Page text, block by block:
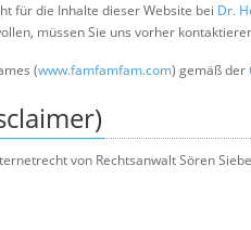
für die Inhalte dieser Website bei Dr.
müssen Sie uns vorher
(www.famfamfam.com) gemäß der
von Rechtsanwalt Sören